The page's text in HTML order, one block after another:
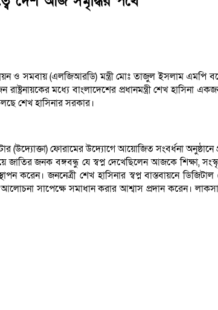
ও সমবায় (এলজিআরডি) মন্ত্রী মোঃ তাজুল ইসলাম এমপি
রাষ্ট্রনায়কের মধ্যে বাংলাদেশের প্রধানমন্ত্রী শেখ
শেখ হাসিনার সরকার।
(উদ্যোক্তা) ফোরামের উদ্যোগে আয়োজিত সংবর্ধনা
জাতির জনক বঙ্গবন্ধু যে স্বপ্ন দেখেছিলেন আজকে শিক্ষা,
করেন। জননেত্রী শেখ হাসিনার স্বপ্ন বাস্তবায়নে
আলোচনা সাপেক্ষে সমাধান করার আশ্বাস প্রদান